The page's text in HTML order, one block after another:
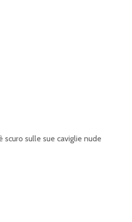
sulle sue caviglie nude